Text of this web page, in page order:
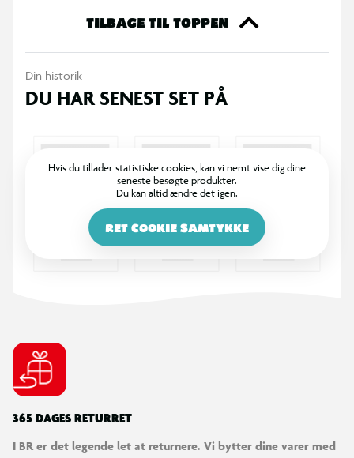
videokamerafunktionen til at fange særlige øjeblikke med
Børnekamera til fans af Lilo and Stitch
Tilføj sjove digitale billeder til dine fotos
TILBAGE TIL TOPPEN
Din historik
DU HAR SENEST SET PÅ
Hvis du tillader statistiske cookies, kan vi nemt vise dig dine
seneste besøgte produkter.
Du kan altid ændre det igen.
RET COOKIE SAMTYKKE
365 DAGES RETURRET
I BR er det legende let at returnere. Vi bytter dine varer med